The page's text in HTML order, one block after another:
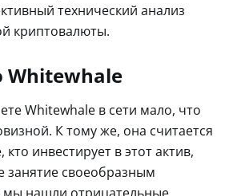
технический анализ
криптовалюты.
Whitewhale в сети мало, что
К тому же, она считается
инвестирует в этот актив,
занятие своеобразным